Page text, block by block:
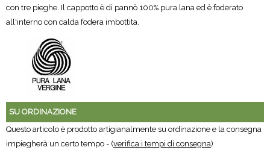
con tre pieghe. Il cappotto è di pannò 100% pura lana ed è foderato
all'interno con calda fodera imbottita.
SU ORDINAZIONE
Questo articolo è prodotto artigianalmente su ordinazione e la consegna
impiegherà un certo tempo - (verifica i tempi di consegna)